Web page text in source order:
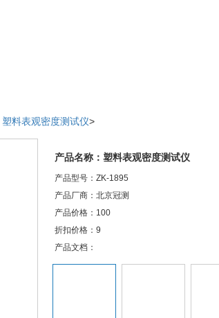
塑料表观密度测试仪>
产品名称：塑料表观密度测试仪
产品型号：ZK-1895
产品厂商：北京冠测
产品价格：100
折扣价格：9
产品文档：